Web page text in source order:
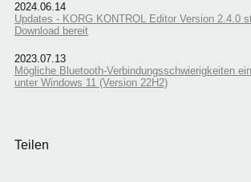
2024.06.14
Updates - KORG KONTROL Editor Version 2.4.0
Download bereit
2023.07.13
Mögliche Bluetooth-Verbindungsschwierigkeiten
unter Windows 11 (Version 22H2)
Teilen